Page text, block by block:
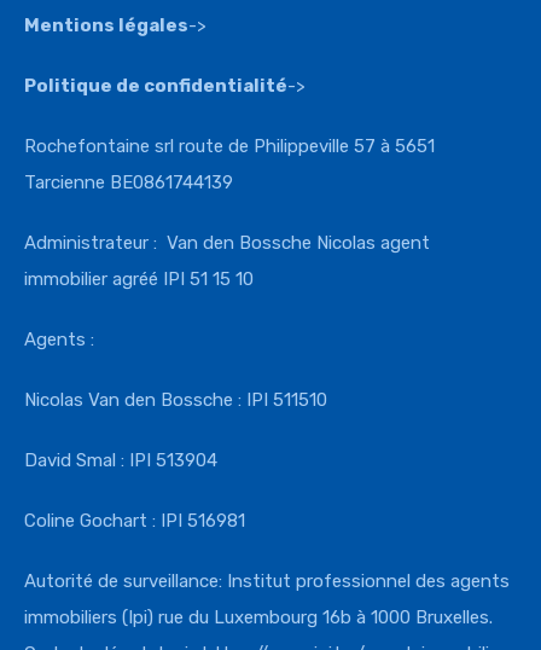
Mentions légales->
Politique de confidentialité->
Rochefontaine srl route de Philippeville 57 à 5651
Tarcienne BE0861744139
Administrateur : Van den Bossche Nicolas agent
immobilier agréé IPI 51 15 10
Agents :
Nicolas Van den Bossche : IPI 511510
David Smal : IPI 513904
Coline Gochart : IPI 516981
Autorité de surveillance: Institut professionnel des agents
immobiliers (Ipi) rue du Luxembourg 16b à 1000 Bruxelles.